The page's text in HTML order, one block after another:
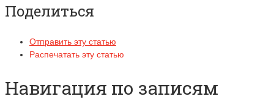
Поделиться
Отправить эту статью
Распечатать эту статью
Навигация по записям